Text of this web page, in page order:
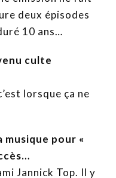
deux épisodes
10 ans…
culte
lorsque ça ne
musique pour «
Jannick Top. Il y